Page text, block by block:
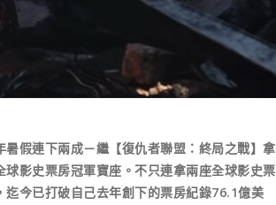
假連下兩成－繼【復仇者聯盟：終局之戰】拿
影史票房冠軍寶座。不只連拿兩座全球影史票
今已打破自己去年創下的票房紀錄76.1億美